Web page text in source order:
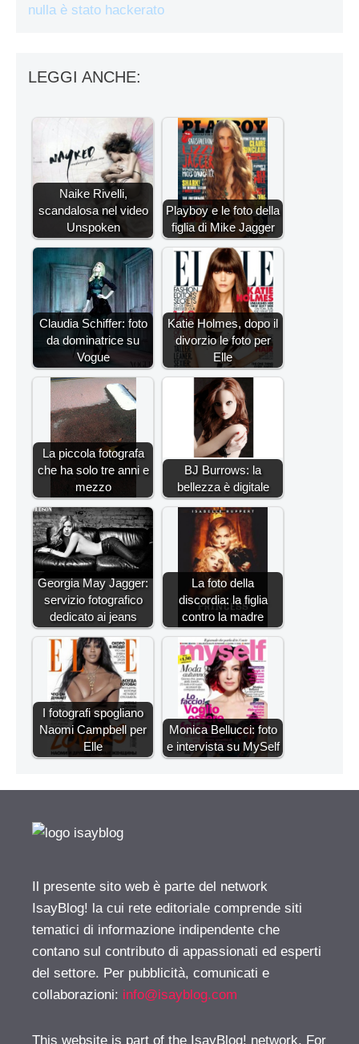
nulla è stato hackerato
LEGGI ANCHE:
Naike Rivelli,
scandalosa nel video
Unspoken
Playboy e le foto della
figlia di Mike Jagger
Claudia Schiffer: foto
da dominatrice su
Vogue
Katie Holmes, dopo il
divorzio le foto per
Elle
La piccola fotografa
che ha solo tre anni e
mezzo
BJ Burrows: la
bellezza è digitale
Georgia May Jagger:
servizio fotografico
dedicato ai jeans
La foto della
discordia: la figlia
contro la madre
I fotografi spogliano
Naomi Campbell per
Elle
Monica Bellucci: foto
e intervista su MySelf
Il presente sito web è parte del network
IsayBlog! la cui rete editoriale comprende siti
tematici di informazione indipendente che
contano sul contributo di appassionati ed esperti
del settore. Per pubblicità, comunicati e
collaborazioni: info@isayblog.com
This website is part of the IsayBlog! network. For